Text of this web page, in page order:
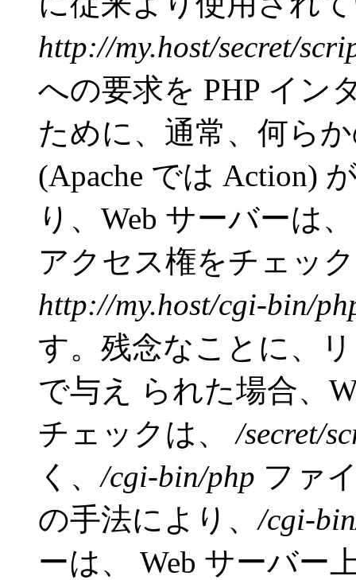
http://my.host/secret/
への要求を PHP イン
ために、通常、何ら
(Apache では Action)
り、Web サーバーは
アクセス権をチェッ
http://my.host/cgi-bin/
す。残念なことに、
で与え られた場合、
チェックは、/secret/
く、/cgi-bin/php ファ
の手法により、/cgi-
ーは、 Web サーバー